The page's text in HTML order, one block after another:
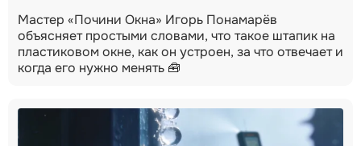
Мастер «Почини Окна» Игорь Понамарёв
объясняет простыми словами, что такое штапик на
пластиковом окне, как он устроен, за что отвечает и
когда его нужно менять 🧰